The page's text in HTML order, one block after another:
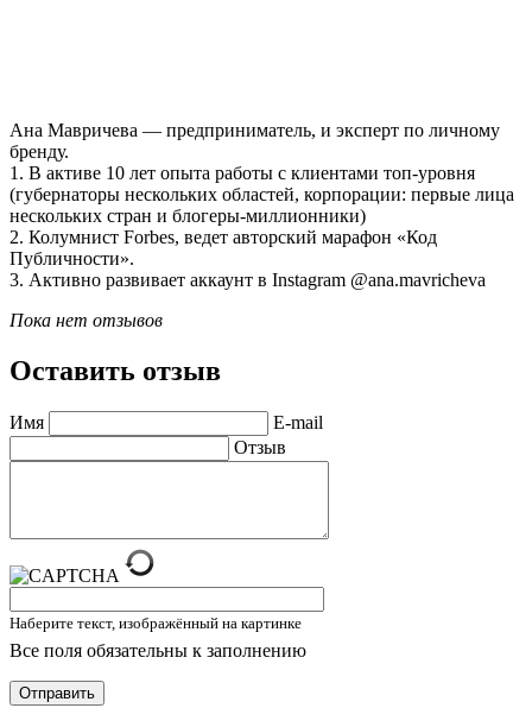
Ана Мавричева — предприниматель, и эксперт по личному
бренду.
1. В активе 10 лет опыта работы с клиентами топ-уровня
(губернаторы нескольких областей, корпорации: первые лица
нескольких стран и блогеры-миллионники)
2. Колумнист Forbes, ведет авторский марафон «Код
Публичности».
3. Активно развивает аккаунт в Instagram @ana.mavricheva
Пока нет отзывов
Оставить отзыв
Имя
E-mail
Отзыв
Наберите текст, изображённый на картинке
Все поля обязательны к заполнению
Отправить